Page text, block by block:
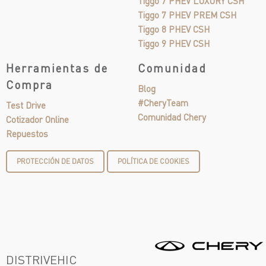
Tiggo 7 PHEV PREM CSH
Tiggo 8 PHEV CSH
Tiggo 9 PHEV CSH
Herramientas de
Compra
Test Drive
Cotizador Online
Repuestos
Comunidad
Blog
#CheryTeam
Comunidad Chery
PROTECCIÓN DE DATOS POLÍTICA DE COOKIES
DISTRIVEHIC